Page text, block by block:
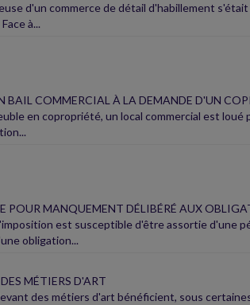
d'un commerce de détail d'habillement
à...
BAIL COMMERCIAL À LA DEMANDE D'UN
en copropriété, un local commercial est
POUR MANQUEMENT DÉLIBÉRÉ AUX
est susceptible d'être assortie d'une
obligation...
MÉTIERS D'ART
des métiers d'art bénéficient, sous